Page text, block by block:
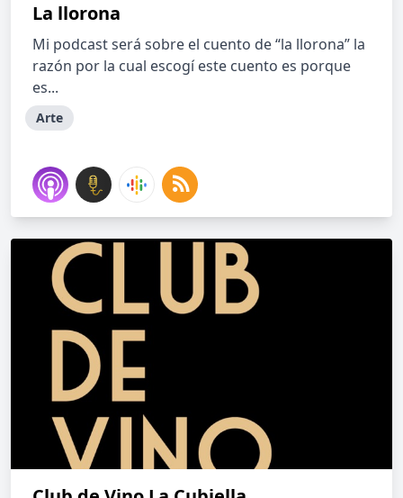
La llorona
Mi podcast será sobre el cuento de “la llorona” la
razón por la cual escogí este cuento es porque
es...
Arte